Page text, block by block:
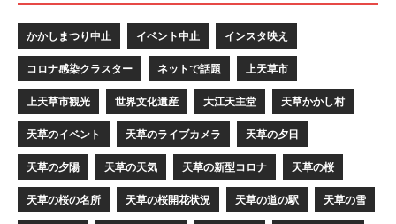
かかしまつり中止 イベント中止 インスタ映え
コロナ感染クラスター ネットで話題 上天草市
上天草市観光 世界文化遺産 大江天主堂 天草かかし村
天草のイベント 天草のライブカメラ 天草の夕日
天草の夕陽 天草の天気 天草の新型コロナ 天草の桜
天草の桜の名所 天草の桜開花状況 天草の道の駅 天草の雪